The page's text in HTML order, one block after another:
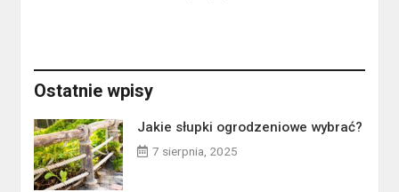
Ostatnie wpisy
Jakie słupki ogrodzeniowe wybrać?
7 sierpnia, 2025